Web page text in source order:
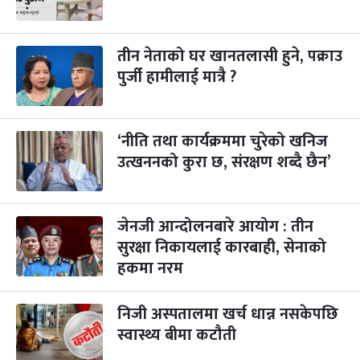
४
बुध कार्तिक ४, २०८३ Oct 21, 2026
५
बिहि
पापा‌ङ्कुशा एकादशी व्रत
कार्तिक ५, २०८३
२२
आइत
कुकुर तिहार
कार्तिक २२, २०८३-Nov 8, 2026
३ महिना बाँकी
२३ गाई पूजा
कार्तिक २३, २०८३
२४
मंगल
गोरुपुजा
कार्तिक २४, २०८३-Nov 10, 2026
३ महिना बाँकी
२५
बुध
भाइटीका
कार्तिक २५, २०८३ - Nov 11, 2026
३ महिना बाँकी
तीन नेताको घर खानतलासी हुने, पक्राउ
पुर्जी हामीलाई मात्रै ?
‘नीति तथा कार्यक्रममा चुरेको खनिज
उत्खननको कुरा छ, संरक्षण शब्दै छैन’
जेनजी आन्दोलनबारे आयोग : तीन
सुरक्षा निकायलाई कारबाही, सेनाको
हकमा नरम
निजी अस्पतालमा खर्च धान्न नसकेपछि
स्वास्थ्य बीमा कटौती